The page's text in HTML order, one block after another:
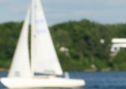
OF AYCB
REGATTAKALENDER
W/UH